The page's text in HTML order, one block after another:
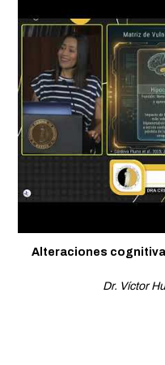
Alteraciones
Dr. Víctor